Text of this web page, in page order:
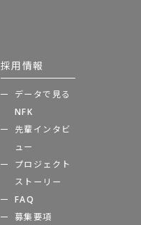
採用情報
データで見る
NFK
先輩インタビ
ュー
プロジェクト
ストーリー
FAQ
募集要項